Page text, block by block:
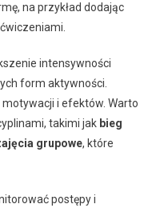
na przykład dodając
intensywności
form aktywności.
i efektów. Warto
takimi jak bieg
grupowe, które
postępy i